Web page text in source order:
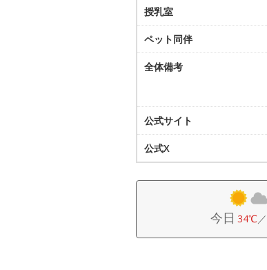
授乳室
ペット同伴
全体備考
公式サイト
公式X
今日 34℃／